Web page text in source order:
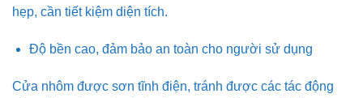
hẹp, cần tiết kiệm diện tích.
Độ bền cao, đảm bảo an toàn cho người sử dụng
Cửa nhôm được sơn tĩnh điện, tránh được các tác động